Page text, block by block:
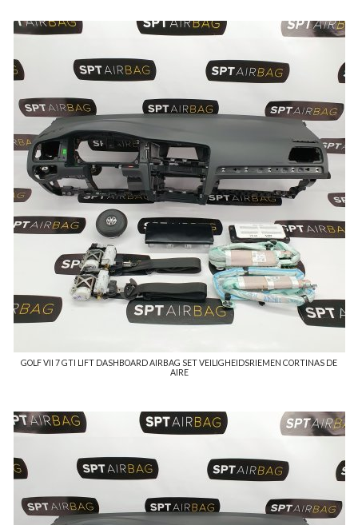
GOLF VII 7 GTI LIFT DASHBOARD AIRBAG SET VEILIGHEIDSRIEMEN CORTINAS DE
AIRE